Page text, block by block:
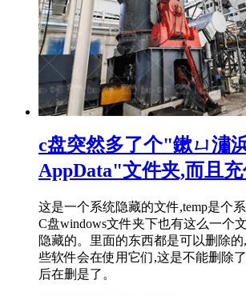
c盘突然多了个"鏉ㄩ潚
AppData"文件夹,而且
这是一个系统隐藏的文件,temp是个
C盘windows文件夹下也有这么一个
隐藏的。里面的东西都是可以删除
些软件会在使用它们,这是不能删除
后在删是了。